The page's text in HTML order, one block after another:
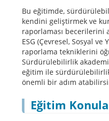
Bu eğitimde,
kendini geliştirmek ve
raporlaması becerilerini
ESG (Çevresel, Sosyal
raporlama tekniklerini
Sürdürülebilirlik
eğitim ile
önemli bir adım
Eğitim